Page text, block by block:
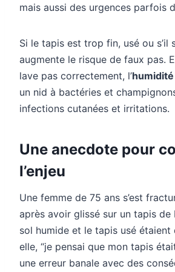
mais aussi des urgences parfois
Si le tapis est trop fin, usé ou s’il
augmente le risque de faux pas.
lave pas correctement, l’
un nid à bactéries et
infections cutanées et irritations.
Une anecdote pour
l’enjeu
Une femme de 75 ans s’est
après avoir glissé sur un tapis de
sol humide et le tapis usé étaient
elle, “je pensai que mon tapis
une erreur banale avec des